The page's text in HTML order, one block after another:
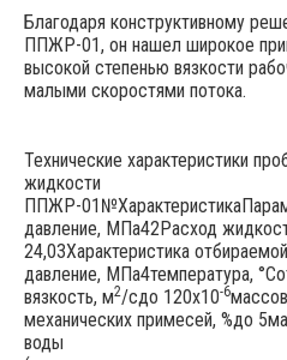
Благодаря конструктивному
ППЖР-01, он нашел широкое
высокой степенью вязкости
малыми скоростями потока.
Технические характеристики
жидкости
ППЖР-
давление, МПа42Расход
24,03Характеристика
давление, МПа4температура,
вязкость, м2/сдо 120х10-6
механических примесей, %до
воды